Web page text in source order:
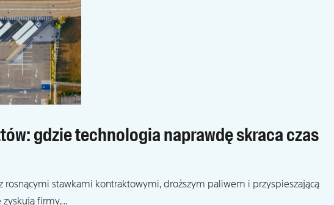
gdzie technologia naprawdę skraca czas
stawkami kontraktowymi, droższym paliwem i przyspieszającą
firmy,…